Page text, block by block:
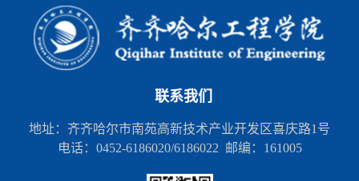
联系我们
地址：齐齐哈尔市南苑高新技术产业开发区喜庆路1号
电话：0452-6186020/6186022 邮编：161005